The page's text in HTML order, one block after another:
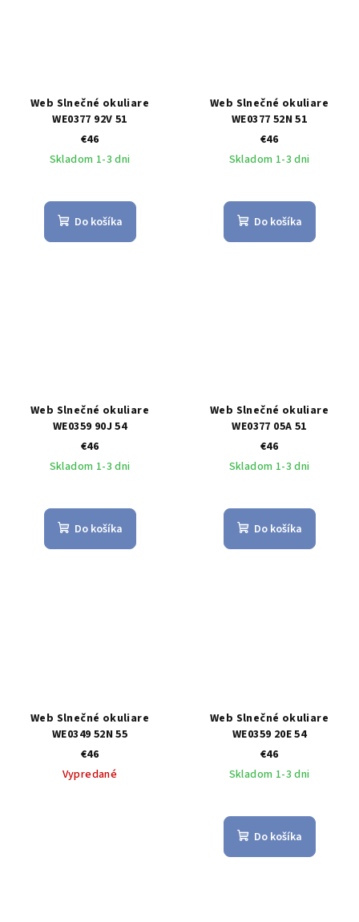
Web Slnečné okuliare
WE0377 92V 51
€46
Skladom 1-3 dni
Do košíka
Web Slnečné okuliare
WE0377 52N 51
€46
Skladom 1-3 dni
Do košíka
Web Slnečné okuliare
WE0359 90J 54
€46
Skladom 1-3 dni
Do košíka
Web Slnečné okuliare
WE0377 05A 51
€46
Skladom 1-3 dni
Do košíka
Web Slnečné okuliare
WE0349 52N 55
€46
Vypredané
Web Slnečné okuliare
WE0359 20E 54
€46
Skladom 1-3 dni
Do košíka